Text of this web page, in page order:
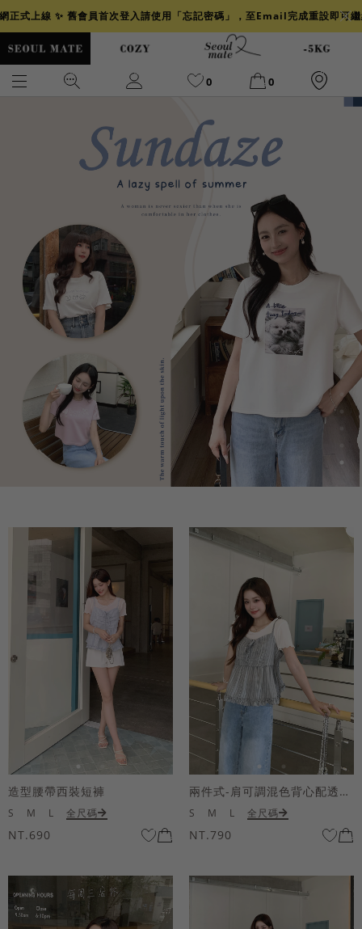
正式上線 ✨ 舊會員首次登入請使用「忘記密碼」，至Email完成重設即可
0 0
背心
透膚 小香 牛仔
襯衫 褲裙 冰感
涼感
造型腰帶西裝短褲
S M L 全尺碼
NT.690
兩件式-肩可調混色背心配透膚短袖上衣
S M L 全尺碼
NT.790